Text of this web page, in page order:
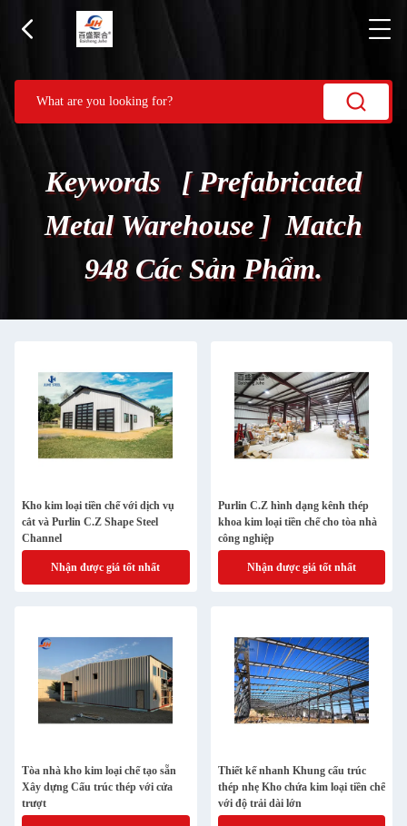
Keywords [ Prefabricated
Metal Warehouse ] Match
948 Các Sản Phẩm.
Kho kim loại tiền chế với dịch vụ
cắt và Purlin C.Z Shape Steel
Channel
Nhận được giá tốt nhất
Purlin C.Z hình dạng kênh thép
khoa kim loại tiền chế cho tòa nhà
công nghiệp
Nhận được giá tốt nhất
Tòa nhà kho kim loại chế tạo sẵn
Xây dựng Cấu trúc thép với cửa
trượt
Thiết kế nhanh Khung cấu trúc
thép nhẹ Kho chứa kim loại tiền chế
với độ trải dài lớn